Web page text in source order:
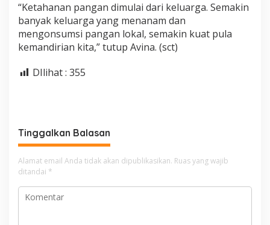
“Ketahanan pangan dimulai dari keluarga. Semakin
banyak keluarga yang menanam dan
mengonsumsi pangan lokal, semakin kuat pula
kemandirian kita,” tutup Avina. (sct)
DIlihat : 355
Tinggalkan Balasan
Alamat email Anda tidak akan dipublikasikan. Ruas yang wajib
ditandai *